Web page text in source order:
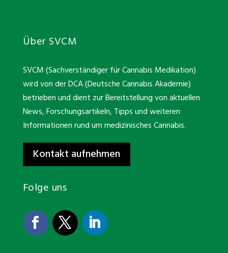
Über SVCM
SVCM (Sachverständiger für Cannabis Medikation)
wird von der DCA (Deutsche Cannabis Akademie)
betrieben und dient zur Bereitstellung von aktuellen
News, Forschungsartikeln, Tipps und weiteren
Informationen rund um medizinisches Cannabis.
Kontakt aufnehmen
Folge uns